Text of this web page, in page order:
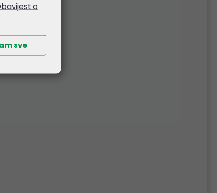
Kingston SO-DIMM 8GB
DDR5 5600MHz
o
sve